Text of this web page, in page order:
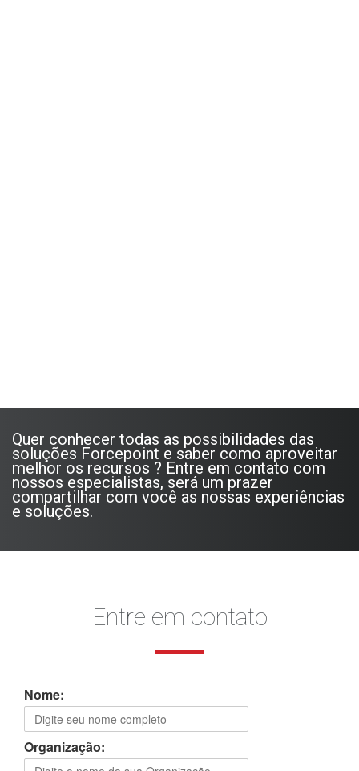
Quer conhecer todas as possibilidades das
soluções Forcepoint e saber como aproveitar
melhor os recursos ? Entre em contato com
nossos especialistas, será um prazer
compartilhar com você as nossas experiências
e soluções.
Entre em contato
Nome:
Organização: